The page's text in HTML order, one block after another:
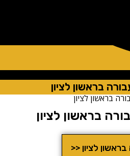
בראשון לציון
לציון
בראשון לציון
לציון <<